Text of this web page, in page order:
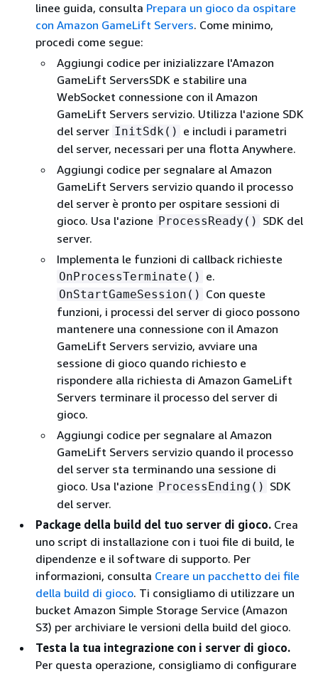
linee guida, consulta Prepara un gioco da ospitare
con Amazon GameLift Servers. Come minimo,
procedi come segue:
Aggiungi codice per inizializzare l'Amazon
GameLift ServersSDK e stabilire una
WebSocket connessione con il Amazon
GameLift Servers servizio. Utilizza l'azione SDK
del server InitSdk() e includi i parametri
del server, necessari per una flotta Anywhere.
Aggiungi codice per segnalare al Amazon
GameLift Servers servizio quando il processo
del server è pronto per ospitare sessioni di
gioco. Usa l'azione ProcessReady() SDK del
server.
Implementa le funzioni di callback richieste
OnProcessTerminate() e.
OnStartGameSession() Con queste
funzioni, i processi del server di gioco possono
mantenere una connessione con il Amazon
GameLift Servers servizio, avviare una
sessione di gioco quando richiesto e
rispondere alla richiesta di Amazon GameLift
Servers terminare il processo del server di
gioco.
Aggiungi codice per segnalare al Amazon
GameLift Servers servizio quando il processo
del server sta terminando una sessione di
gioco. Usa l'azione ProcessEnding() SDK
del server.
Package della build del tuo server di gioco. Crea
uno script di installazione con i tuoi file di build, le
dipendenze e il software di supporto. Per
informazioni, consulta Creare un pacchetto dei file
della build di gioco. Ti consigliamo di utilizzare un
bucket Amazon Simple Storage Service (Amazon
S3) per archiviare le versioni della build del gioco.
Testa la tua integrazione con i server di gioco.
Per questa operazione, consigliamo di configurare